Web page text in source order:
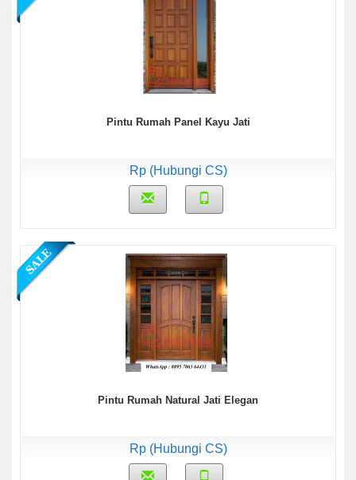
Pintu Rumah Panel Kayu Jati
Rp (Hubungi CS)
Pintu Rumah Natural Jati Elegan
Rp (Hubungi CS)